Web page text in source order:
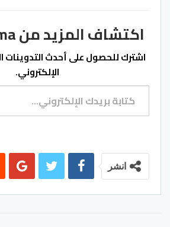
اكتشاف المزيد من azulpress.ma
اشترك للحصول على أحدث التدوينات
الإلكتروني.
كتابة بريدك الإلكتروني...
انشر